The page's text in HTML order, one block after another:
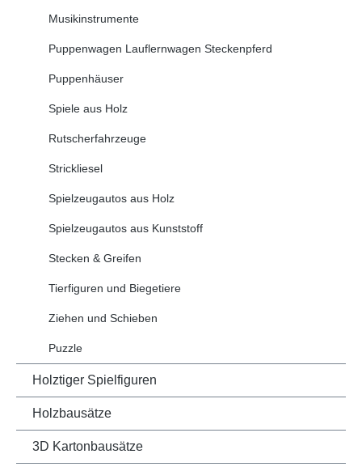
Musikinstrumente
Puppenwagen Lauflernwagen Steckenpferd
Puppenhäuser
Spiele aus Holz
Rutscherfahrzeuge
Strickliesel
Spielzeugautos aus Holz
Spielzeugautos aus Kunststoff
Stecken & Greifen
Tierfiguren und Biegetiere
Ziehen und Schieben
Puzzle
Holztiger Spielfiguren
Holzbausätze
3D Kartonbausätze